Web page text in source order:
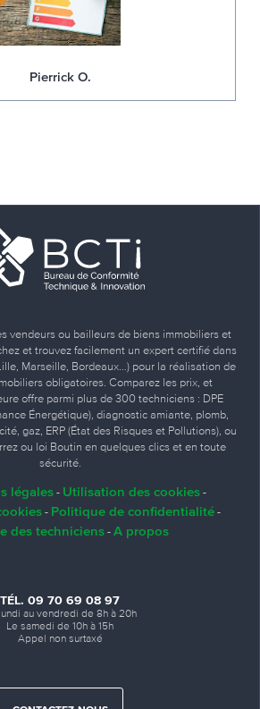
Pierrick O.
vendeurs ou bailleurs de biens immobiliers et
et trouvez facilement un expert certifié dans
Marseille, Bordeaux…) pour la réalisation de
obligatoires. Comparez les prix, et
offre parmi plus de 300 techniciens : DPE
Énergétique), diagnostic amiante, plomb,
gaz, ERP (État des Risques et Pollutions), ou
ou loi Boutin en quelques clics et en toute
sécurité.
légales - Utilisation des cookies -
- Politique de confidentialité -
des techniciens- A propos
TÉL. 09 70 69 08 97
au vendredi de 8h à 20h
Le samedi de 10h à 15h
Appel non surtaxé